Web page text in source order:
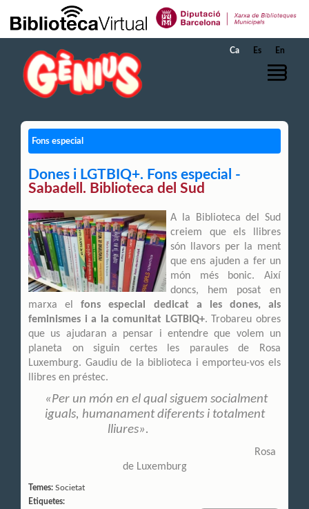
Salta al contingut principal
Ca Es En
Fons especial
Dones i LGTBIQ+. Fons especial -
Sabadell. Biblioteca del Sud
A la Biblioteca del Sud
creiem que els llibres
són llavors per la ment
que ens ajuden a fer un
món més bonic. Així
doncs, hem posat en
marxa elfons especial dedicat a les dones, als
feminismes i a la comunitat LGTBIQ+. Trobareu obres
que us ajudaran a pensar i entendre que volem un
planeta on siguin certes les paraules de Rosa
Luxemburg. Gaudiu de la biblioteca i emporteu-vos els
llibres en préstec.
«Per un món en el qual siguem socialment
iguals, humanament diferents i totalment
lliures».
Rosa
de Luxemburg
Temes: Societat
Etiquetes: